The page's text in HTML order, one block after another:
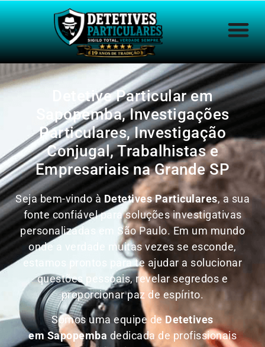
Detetive Particular em
Sapopemba, Investigações
Particulares, Investigação
Conjugal, Trabalhistas e
Empresariais na Grande SP
Seja bem-vindo à Detetives Particulares, a sua
fonte confiável para soluções investigativas
personalizadas em São Paulo. Em um mundo
onde a verdade muitas vezes se esconde,
estamos prontos para te ajudar a solucionar
questões pessoais, revelar segredos e
proporcionar paz de espírito.
Somos uma equipe deDetetives
em Sapopemba dedicada de profissionais